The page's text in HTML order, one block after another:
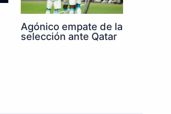
Agónico empate de la
selección ante Qatar